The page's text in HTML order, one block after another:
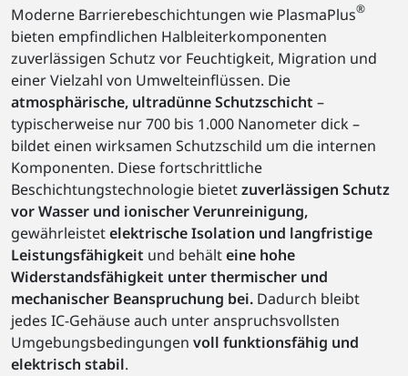
Moderne Barrierebeschichtungen wie PlasmaPlus®
bieten empfindlichen Halbleiterkomponenten
zuverlässigen Schutz vor Feuchtigkeit, Migration und
einer Vielzahl von Umwelteinflüssen. Die
atmosphärische, ultradünne Schutzschicht –
typischerweise nur 700 bis 1.000 Nanometer dick –
bildet einen wirksamen Schutzschild um die internen
Komponenten. Diese fortschrittliche
Beschichtungstechnologie bietetzuverlässigen Schutz
vor Wasser und ionischer Verunreinigung,
gewährleistetelektrische Isolation und langfristige
Leistungsfähigkeit und behälteine hohe
Widerstandsfähigkeit unter thermischer und
mechanischer Beanspruchung bei. Dadurch bleibt
jedes IC-Gehäuse auch unter anspruchsvollsten
Umgebungsbedingungen voll funktionsfähig und
elektrisch stabil.